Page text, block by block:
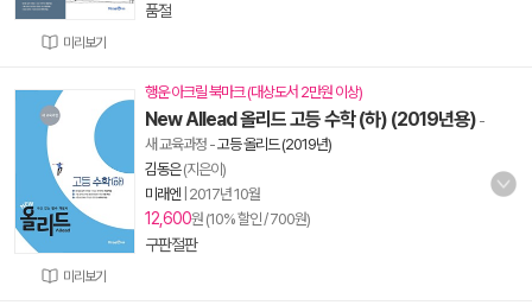
미리보기
품절
미리보기
행운 아크릴 북마크 (대상도서 2만원 이상)
New Allead 올리드 고등 수학 (하) (2019년용) -
새 교육과정 -고등 올리드 (2019년)
김동은(지은이)
미래엔 2017년 10월
12,600원 (10% 할인 / 700원)
구판절판